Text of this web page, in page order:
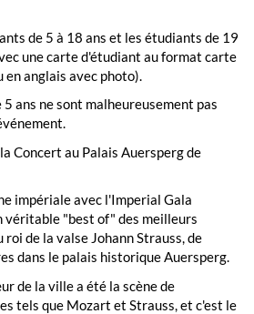
de 5 à 18 ans et les étudiants de 19
une carte d'étudiant au format carte
en anglais avec photo).
5 ans ne sont malheureusement pas
Concert au Palais Auersperg de
impériale avec l'Imperial Gala
véritable "best of" des meilleurs
de la valse Johann Strauss, de
dans le palais historique Auersperg.
de la ville a été la scène de
tels que Mozart et Strauss, et c'est le